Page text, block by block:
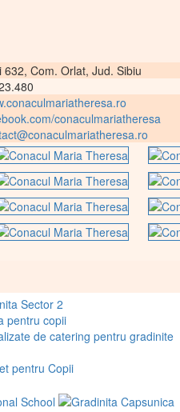
632, Com. Orlat, Jud. Sibiu
conaculmariatheresa